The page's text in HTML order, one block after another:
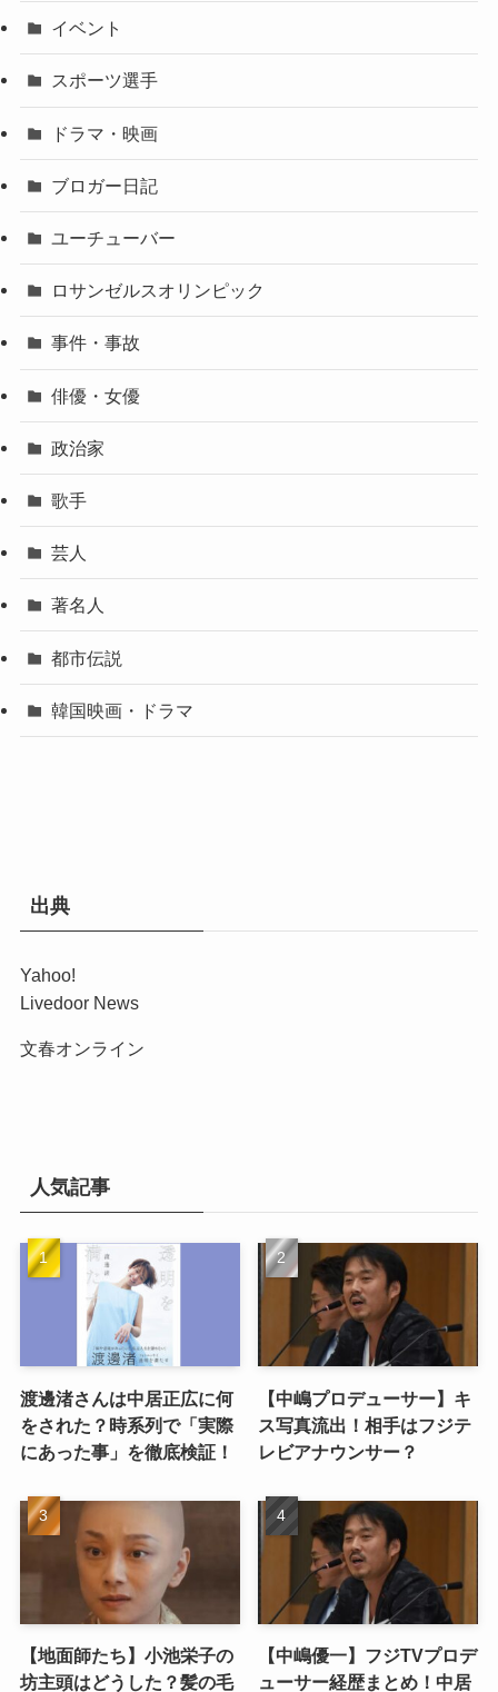
イベント
スポーツ選手
ドラマ・映画
ブロガー日記
ユーチューバー
ロサンゼルスオリンピック
事件・事故
俳優・女優
政治家
歌手
芸人
著名人
都市伝説
韓国映画・ドラマ
出典
Yahoo!
Livedoor News
文春オンライン
人気記事
渡邊渚さんは中居正広に何
をされた？時系列で「実際
にあった事」を徹底検証！
【中嶋プロデューサー】キ
ス写真流出！相手はフジテ
レビアナウンサー？
【地面師たち】小池栄子の
坊主頭はどうした？髪の毛
【中嶋優一】フジTVプロデ
ューサー経歴まとめ！中居